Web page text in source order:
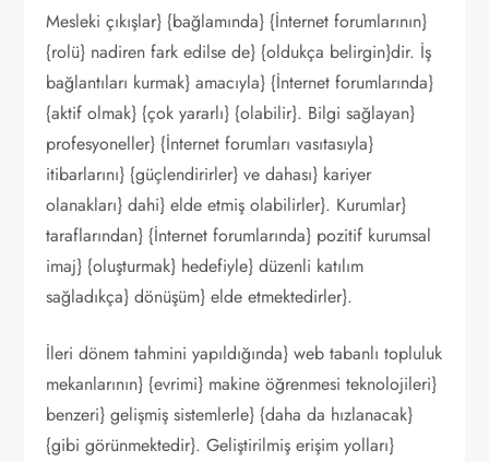
Mesleki çıkışlar} {bağlamında} {İnternet forumlarının}
{rolü} nadiren fark edilse de} {oldukça belirgin}dir. İş
bağlantıları kurmak} amacıyla} {İnternet forumlarında}
{aktif olmak} {çok yararlı} {olabilir}. Bilgi sağlayan}
profesyoneller} {İnternet forumları vasıtasıyla}
itibarlarını} {güçlendirirler} ve dahası} kariyer
olanakları} dahi} elde etmiş olabilirler}. Kurumlar}
taraflarından} {İnternet forumlarında} pozitif kurumsal
imaj} {oluşturmak} hedefiyle} düzenli katılım
sağladıkça} dönüşüm} elde etmektedirler}.
İleri dönem tahmini yapıldığında} web tabanlı topluluk
mekanlarının} {evrimi} makine öğrenmesi teknolojileri}
benzeri} gelişmiş sistemlerle} {daha da hızlanacak}
{gibi görünmektedir}. Geliştirilmiş erişim yolları}